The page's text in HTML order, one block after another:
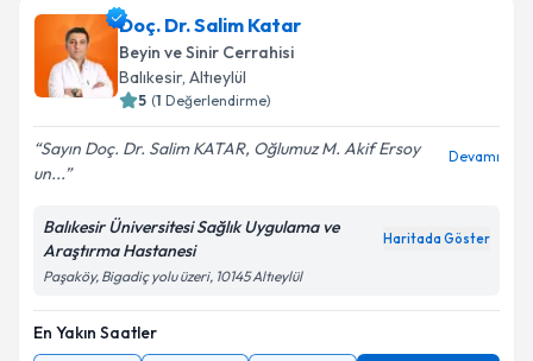
Doç. Dr. Salim Katar
Beyin ve Sinir Cerrahisi
Balıkesir, Altıeylül
5 (1 Değerlendirme)
Sayın Doç. Dr. Salim KATAR, Oğlumuz M. Akif Ersoy
un...
Devamı
Balıkesir Üniversitesi Sağlık Uygulama ve
Araştırma Hastanesi
Haritada Göster
Paşaköy, Bigadiç yolu üzeri, 10145 Altıeylül
En Yakın Saatler